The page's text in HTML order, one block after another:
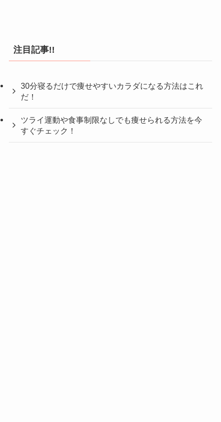
注目記事!!
30分寝るだけで痩せやすいカラダになる方法はこれ
だ！
ツライ運動や食事制限なしでも痩せられる方法を今
すぐチェック！